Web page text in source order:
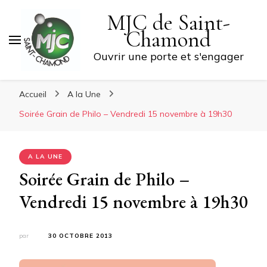
MJC de Saint-
Chamond
Ouvrir une porte et s'engager
Accueil
A la Une
Soirée Grain de Philo – Vendredi 15 novembre à 19h30
A LA UNE
Soirée Grain de Philo –
Vendredi 15 novembre à 19h30
par 30 OCTOBRE 2013